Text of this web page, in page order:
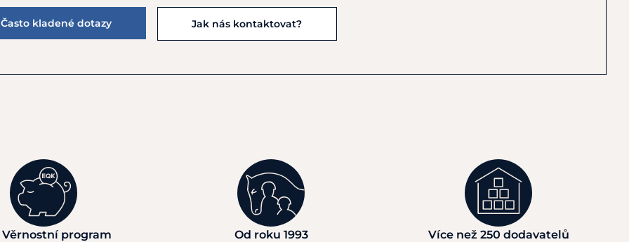
Často kladené dotazy Jak nás kontaktovat?
Věrnostní program Od roku 1993 Více než 250 dodavatelů